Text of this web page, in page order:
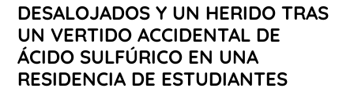
DESALOJADOS Y UN HERIDO TRAS
UN VERTIDO ACCIDENTAL DE
ÁCIDO SULFÚRICO EN UNA
RESIDENCIA DE ESTUDIANTES